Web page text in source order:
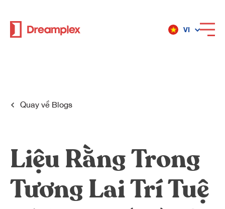
VI
Địa điểm
Về Dreamplex
Dreamplex
Quay về Blogs
Liệu Rằng Trong
Tương Lai Trí Tuệ